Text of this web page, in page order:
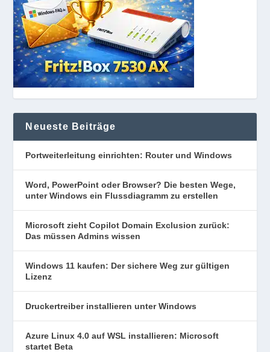
Neueste Beiträge
Portweiterleitung einrichten: Router und Windows
Word, PowerPoint oder Browser? Die besten Wege,
unter Windows ein Flussdiagramm zu erstellen
Microsoft zieht Copilot Domain Exclusion zurück:
Das müssen Admins wissen
Windows 11 kaufen: Der sichere Weg zur gültigen
Lizenz
Druckertreiber installieren unter Windows
Azure Linux 4.0 auf WSL installieren: Microsoft
startet Beta